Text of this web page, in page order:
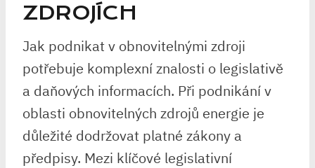
ZDROJÍCH
Jak podnikat v obnovitelnými zdroji
potřebuje komplexní znalosti o legislativě
a daňových informacích. Při podnikání v
oblasti obnovitelných zdrojů energie je
důležité dodržovat platné zákony a
předpisy. Mezi klíčové legislativní